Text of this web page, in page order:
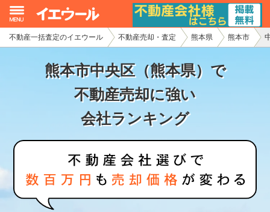
不動産一括査定のイエウール 不動産売却・査定 熊本県 熊本市
熊本市中央区（熊本県）で
不動産売却に強い
会社ランキング
イエウール加盟希望の不動産会社様
初めての方へ
不動産売却の流れ
家査定シミュレーター
お問い合わせ